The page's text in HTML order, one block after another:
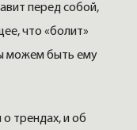
перед собой,
что «болит»
можем быть ему
о трендах, и об